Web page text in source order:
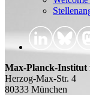
Max-Planck-Institut
Herzog-Max-Str. 4
80333 München